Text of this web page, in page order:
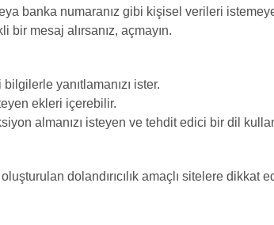
banka numaranız gibi kişisel verileri
bir mesaj alırsanız, açmayın.
yanıtlamanızı ister.
ekleri içerebilir.
almanızı isteyen ve tehdit edici bir dil
dolandırıcılık amaçlı sitelere dikkat